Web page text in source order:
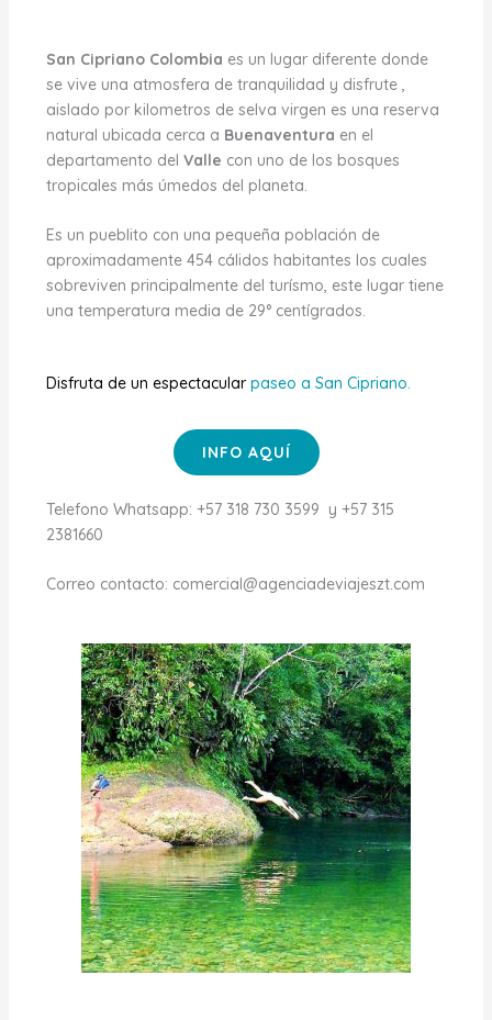
San Cipriano Colombia es un lugar diferente donde
se vive una atmosfera de tranquilidad y disfrute ,
aislado por kilometros de selva virgen es una reserva
natural ubicada cerca a Buenaventura en el
departamento del Valle con uno de los bosques
tropicales más úmedos del planeta.
Es un pueblito con una pequeña población de
aproximadamente 454 cálidos habitantes los cuales
sobreviven principalmente del turísmo, este lugar tiene
una temperatura media de 29° centígrados.
Disfruta de un espectacularpaseo a San Cipriano.
INFO AQUÍ
Telefono Whatsapp: +57 318 730 3599 y +57 315
2381660
Correo contacto: comercial@agenciadeviajeszt.com